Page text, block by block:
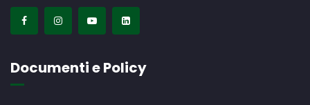
Documenti e Policy